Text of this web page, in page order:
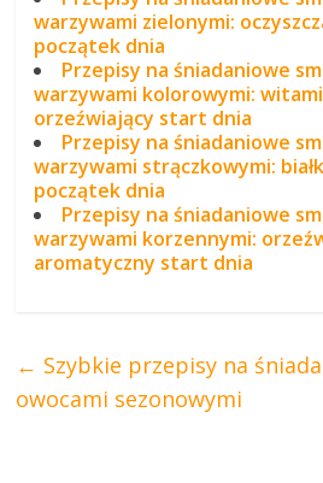
warzywami zielonymi:
początek dnia
Przepisy na śniadaniowe
warzywami kolorowymi:
orzeźwiający start dnia
Przepisy na śniadaniowe
warzywami strączkowymi:
początek dnia
Przepisy na śniadaniowe
warzywami korzennymi:
aromatyczny start dnia
← Szybkie przepisy na
owocami sezonowymi